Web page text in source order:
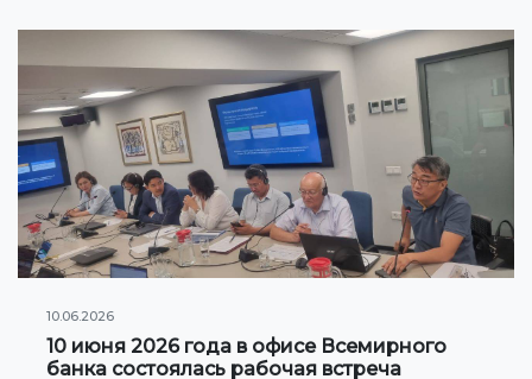
Мобильность студентов
СТУДЕНЧЕСКАЯ ЖИЗНЬ
Личный кабинет студента
Информация для студентов
Учебное расписание
Инициативы
10.06.2026
10 июня 2026 года в офисе Всемирного
банка состоялась рабочая встреча